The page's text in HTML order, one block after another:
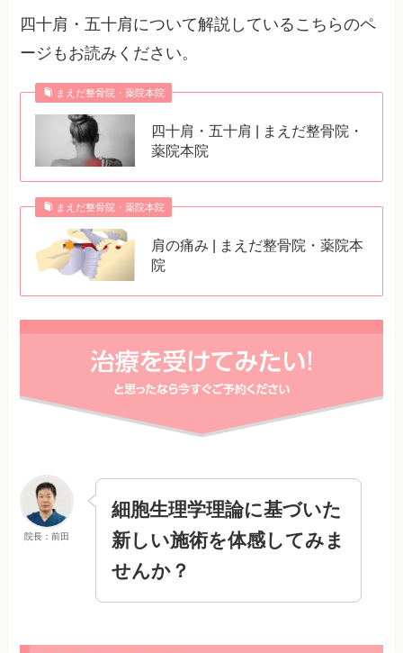
四十肩・五十肩について解説しているこちらのペ
ージもお読みください。
まえだ整骨院・薬院本院
四十肩・五十肩 | まえだ整骨院・
薬院本院
まえだ整骨院・薬院本院
肩の痛み | まえだ整骨院・薬院本
院
院長：前田
細胞生理学理論に基づいた
新しい施術を体感してみま
せんか？